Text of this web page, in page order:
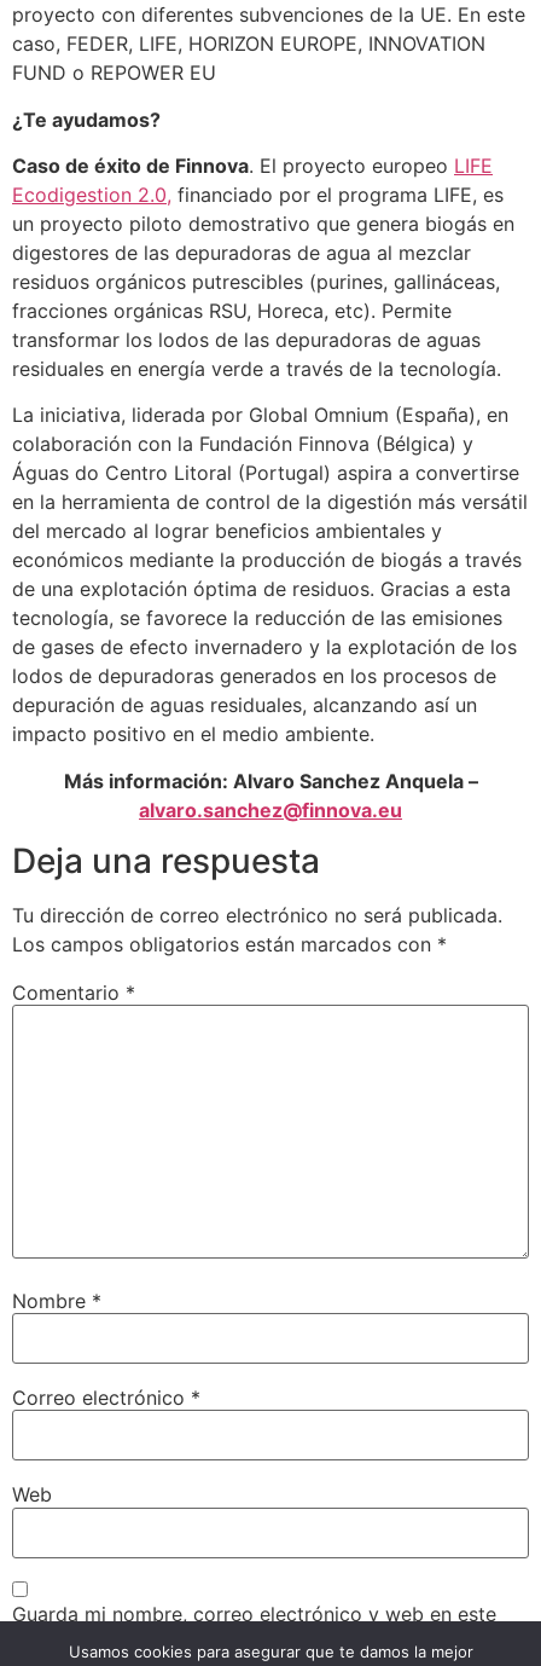
proyecto con diferentes subvenciones de la UE. En este
caso, FEDER, LIFE, HORIZON EUROPE, INNOVATION
FUND o REPOWER EU
¿Te ayudamos?
Caso de éxito de Finnova. El proyecto europeo LIFE
Ecodigestion 2.0, financiado por el programa LIFE, es
un proyecto piloto demostrativo que genera biogás en
digestores de las depuradoras de agua al mezclar
residuos orgánicos putrescibles (purines, gallináceas,
fracciones orgánicas RSU, Horeca, etc). Permite
transformar los lodos de las depuradoras de aguas
residuales en energía verde a través de la tecnología.
La iniciativa, liderada por Global Omnium (España), en
colaboración con la Fundación Finnova (Bélgica) y
Águas do Centro Litoral (Portugal) aspira a convertirse
en la herramienta de control de la digestión más versátil
del mercado al lograr beneficios ambientales y
económicos mediante la producción de biogás a través
de una explotación óptima de residuos. Gracias a esta
tecnología, se favorece la reducción de las emisiones
de gases de efecto invernadero y la explotación de los
lodos de depuradoras generados en los procesos de
depuración de aguas residuales, alcanzando así un
impacto positivo en el medio ambiente.
Más información: Alvaro Sanchez Anquela –
alvaro.sanchez@finnova.eu
Deja una respuesta
Tu dirección de correo electrónico no será publicada.
Los campos obligatorios están marcados con *
Comentario *
Nombre *
Correo electrónico *
Web
Guarda mi nombre, correo electrónico y web en este
Usamos cookies para asegurar que te damos la mejor